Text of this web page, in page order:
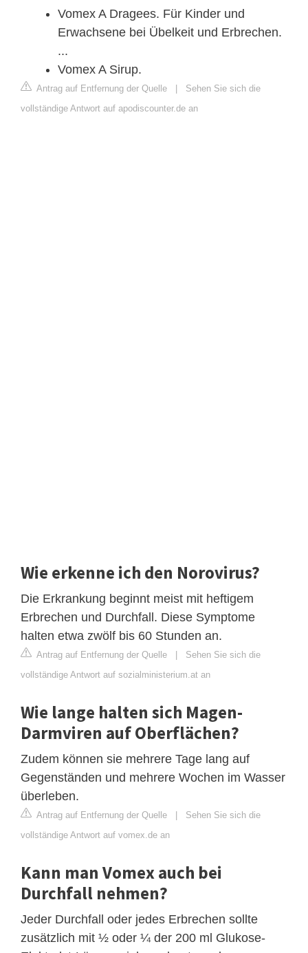
Vomex A Dragees. Für Kinder und
Erwachsene bei Übelkeit und Erbrechen.
...
Vomex A Sirup.
Antrag auf Entfernung der Quelle | Sehen Sie sich die
vollständige Antwort auf apodiscounter.de an
Wie erkenne ich den Norovirus?
Die Erkrankung beginnt meist mit heftigem
Erbrechen und Durchfall. Diese Symptome
halten etwa zwölf bis 60 Stunden an.
Antrag auf Entfernung der Quelle | Sehen Sie sich die
vollständige Antwort auf sozialministerium.at an
Wie lange halten sich Magen-
Darmviren auf Oberflächen?
Zudem können sie mehrere Tage lang auf
Gegenständen und mehrere Wochen im Wasser
überleben.
Antrag auf Entfernung der Quelle | Sehen Sie sich die
vollständige Antwort auf vomex.de an
Kann man Vomex auch bei
Durchfall nehmen?
Jeder Durchfall oder jedes Erbrechen sollte
zusätzlich mit ½ oder ¼ der 200 ml Glukose-